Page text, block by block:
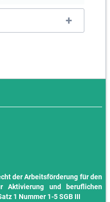
der Arbeitsförderung für den
Aktivierung und beruflichen
1 Nummer 1-5 SGB III